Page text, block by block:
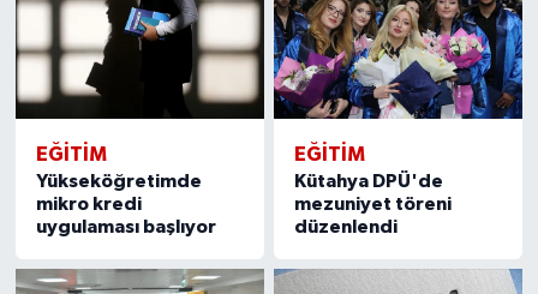
EĞITIM
Yükseköğretimde
mikro kredi
uygulaması başlıyor
EĞITIM
Kütahya DPÜ'de
mezuniyet töreni
düzenlendi